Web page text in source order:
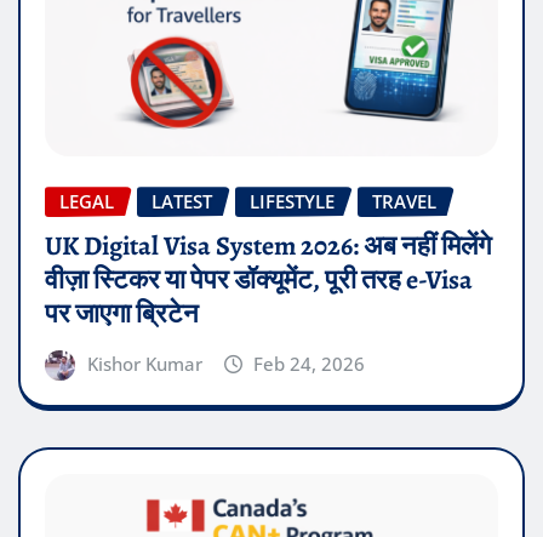
LEGAL LATEST LIFESTYLE TRAVEL
UK Digital Visa System 2026: अब नहीं मिलेंगे
वीज़ा स्टिकर या पेपर डॉक्यूमेंट, पूरी तरह e-Visa
पर जाएगा ब्रिटेन
Kishor Kumar Feb 24, 2026